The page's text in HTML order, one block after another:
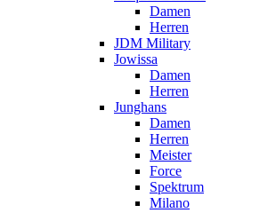
Damen
Herren
JDM Military
Jowissa
Damen
Herren
Junghans
Damen
Herren
Meister
Force
Spektrum
Milano